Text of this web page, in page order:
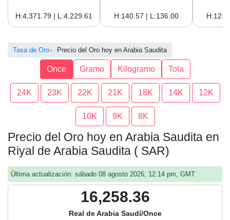
H:4,371.79 | L:4,229.61 H:140.57 | L:136.00
Tasa de Oro Precio del Oro hoy en Arabia Saudita
Once Gramo Kilogramo Tola
24K 23K 22K 21K 18K 14K 12K
10K 9K 8K
Precio del Oro hoy en Arabia Saudita en
Riyal de Arabia Saudita ( SAR)
Última actualización: sábado 08 agosto 2026, 12:14 pm, GMT
16,258.36
Real de Arabia Saudí/Once